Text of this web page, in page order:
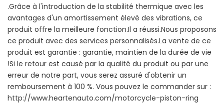
.Grâce à l'introduction de la stabilité thermique avec les
avantages d'un amortissement élevé des vibrations, ce
produit offre la meilleure fonction.Il a réussi.Nous proposons
ce produit avec des services personnalisés.La vente de ce
produit est garantie : garantie, maintien de la durée de vie
!Si le retour est causé par la qualité du produit ou par une
erreur de notre part, vous serez assuré d'obtenir un
remboursement à 100 %. Vous pouvez le commander sur :
http://www.heartenauto.com/motorcycle-piston-ring